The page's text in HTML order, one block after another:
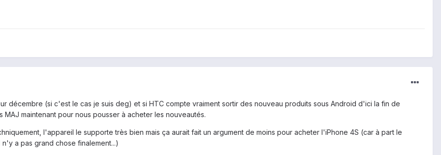
décembre (si c'est le cas je suis deg) et si HTC compte vraiment sortir des nouveau produits sous Android d'ici la fin de
maintenant pour nous pousser à acheter les nouveautés.
l'appareil le supporte très bien mais ça aurait fait un argument de moins pour acheter l'iPhone 4S (car à part le
a pas grand chose finalement...)